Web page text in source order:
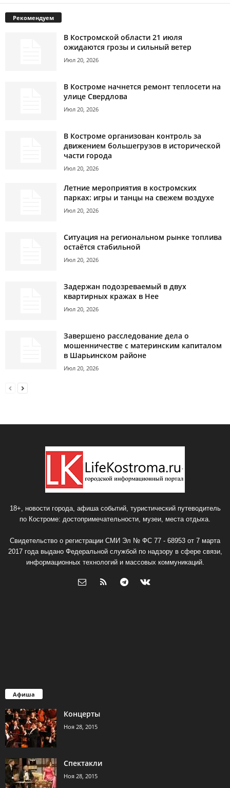
Рекомендуем
В Костромской области 21 июля
ожидаются грозы и сильный ветер
Июл 20, 2026
В Костроме начнется ремонт теплосети на
улице Свердлова
Июл 20, 2026
В Костроме организован контроль за
движением большегрузов в исторической
части города
Июл 20, 2026
Летние мероприятия в костромских
парках: игры и танцы на свежем воздухе
Июл 20, 2026
Ситуация на региональном рынке топлива
остаётся стабильной
Июл 20, 2026
Задержан подозреваемый в двух
квартирных кражах в Нее
Июл 20, 2026
Завершено расследование дела о
мошенничестве с материнским капиталом
в Шарьинском районе
Июл 20, 2026
18+, новости города, афиша событий, туристический путеводитель
по Костроме: достопримечательности, музеи, места отдыха.
Свидетельство о регистрации СМИ Эл № ФС 77 - 68953 от 7 марта
2017 года выдано Федеральной службой по надзору в сфере связи,
информационных технологий и массовых коммуникаций.
Афиша
Концерты
Ноя 28, 2015
Спектакли
Ноя 28, 2015